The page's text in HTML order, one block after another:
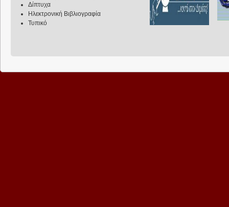
Δίπτυχα
Ηλεκτρονική Βιβλιογραφία
Τυπικό